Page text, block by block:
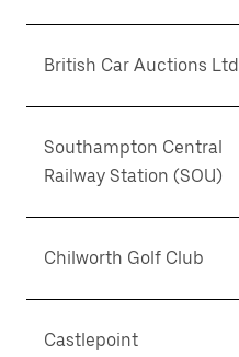
British Car Auctions Ltd
Southampton Central
Railway Station (SOU)
Chilworth Golf Club
Castlepoint